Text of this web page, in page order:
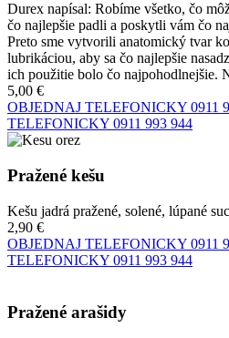
Durex napísal: Robíme všetko, čo
čo najlepšie padli a poskytli vám čo
Preto sme vytvorili anatomický tvar
lubrikáciou, aby sa čo najlepšie
ich použitie bolo čo najpohodlnejšie.
5,00 €
OBJEDNAJ TELEFONICKY 0911
TELEFONICKY 0911 993 944
Pražené kešu
Kešu jadrá pražené, solené, lúpané
2,90 €
OBJEDNAJ TELEFONICKY 0911
TELEFONICKY 0911 993 944
Pražené arašidy